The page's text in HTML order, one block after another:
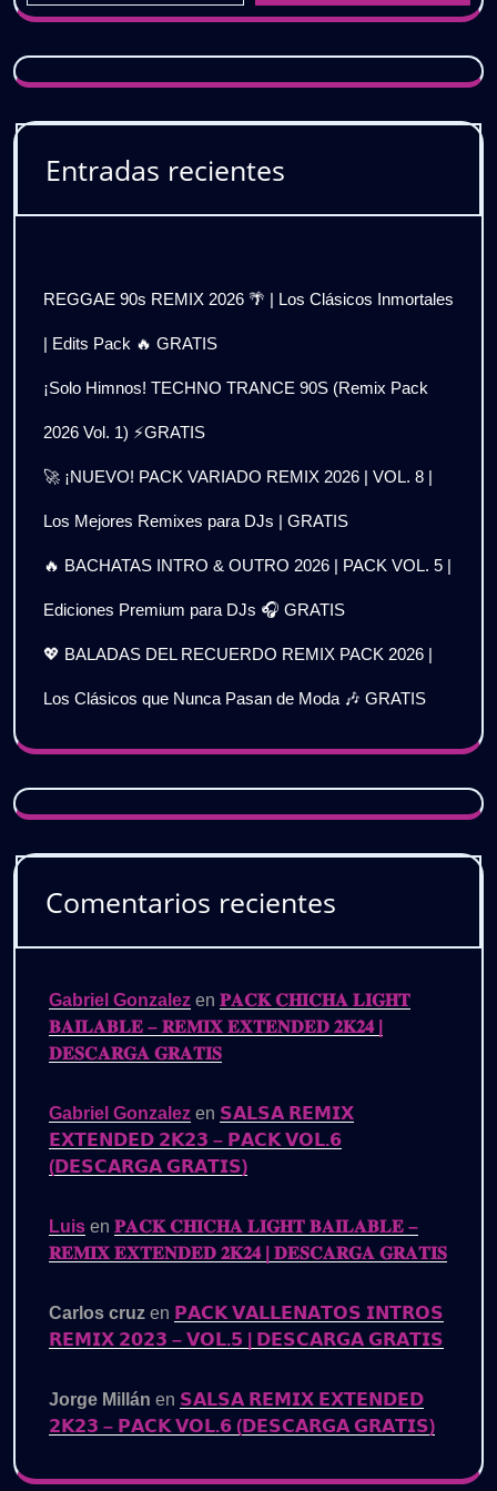
Entradas recientes
REGGAE 90s REMIX 2026 🌴 | Los Clásicos Inmortales
| Edits Pack 🔥 GRATIS
¡Solo Himnos! TECHNO TRANCE 90S (Remix Pack
2026 Vol. 1) ⚡GRATIS
🚀 ¡NUEVO! PACK VARIADO REMIX 2026 | VOL. 8 |
Los Mejores Remixes para DJs | GRATIS
🔥 BACHATAS INTRO & OUTRO 2026 | PACK VOL. 5 |
Ediciones Premium para DJs 🎧 GRATIS
💖 BALADAS DEL RECUERDO REMIX PACK 2026 |
Los Clásicos que Nunca Pasan de Moda 🎶 GRATIS
Comentarios recientes
Gabriel Gonzalez en 𝐏𝐀𝐂𝐊 𝐂𝐇𝐈𝐂𝐇𝐀 𝐋𝐈𝐆𝐇𝐓
𝐁𝐀𝐈𝐋𝐀𝐁𝐋𝐄 – 𝐑𝐄𝐌𝐈𝐗 𝐄𝐗𝐓𝐄𝐍𝐃𝐄𝐃 𝟐𝐊𝟐𝟒 |
𝐃𝐄𝐒𝐂𝐀𝐑𝐆𝐀 𝐆𝐑𝐀𝐓𝐈𝐒
Gabriel Gonzalez en 𝗦𝗔𝗟𝗦𝗔 𝗥𝗘𝗠𝗜𝗫
𝗘𝗫𝗧𝗘𝗡𝗗𝗘𝗗 𝟮𝗞𝟮𝟯 – 𝗣𝗔𝗖𝗞 𝗩𝗢𝗟.𝟲
(𝗗𝗘𝗦𝗖𝗔𝗥𝗚𝗔 𝗚𝗥𝗔𝗧𝗜𝗦)
Luis en 𝐏𝐀𝐂𝐊 𝐂𝐇𝐈𝐂𝐇𝐀 𝐋𝐈𝐆𝐇𝐓 𝐁𝐀𝐈𝐋𝐀𝐁𝐋𝐄 –
𝐑𝐄𝐌𝐈𝐗 𝐄𝐗𝐓𝐄𝐍𝐃𝐄𝐃 𝟐𝐊𝟐𝟒 | 𝐃𝐄𝐒𝐂𝐀𝐑𝐆𝐀 𝐆𝐑𝐀𝐓𝐈𝐒
Carlos cruz en 𝗣𝗔𝗖𝗞 𝗩𝗔𝗟𝗟𝗘𝗡𝗔𝗧𝗢𝗦 𝗜𝗡𝗧𝗥𝗢𝗦
𝗥𝗘𝗠𝗜𝗫 𝟮𝟬𝟮𝟯 – 𝗩𝗢𝗟.𝟱 | 𝗗𝗘𝗦𝗖𝗔𝗥𝗚𝗔 𝗚𝗥𝗔𝗧𝗜𝗦
Jorge Millán en 𝗦𝗔𝗟𝗦𝗔 𝗥𝗘𝗠𝗜𝗫 𝗘𝗫𝗧𝗘𝗡𝗗𝗘𝗗
𝟮𝗞𝟮𝟯 – 𝗣𝗔𝗖𝗞 𝗩𝗢𝗟.𝟲 (𝗗𝗘𝗦𝗖𝗔𝗥𝗚𝗔 𝗚𝗥𝗔𝗧𝗜𝗦)